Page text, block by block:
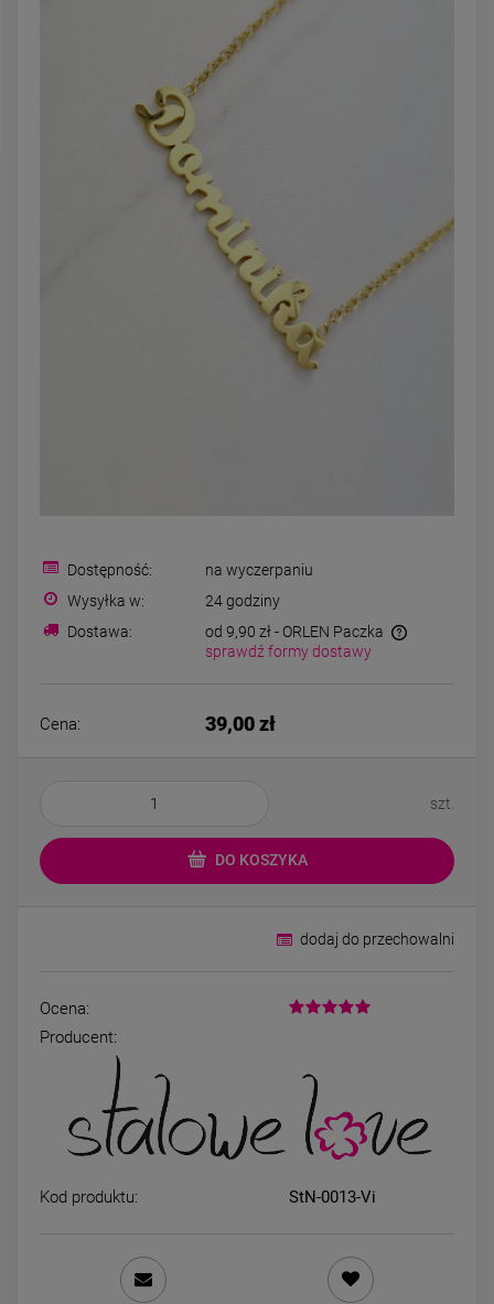
DO KOSZYKA
MONIKA naszyjnik z imieniem
STAL CHIRURGICZNA
39,00 zł
Kolczyki srebrne STAL
CHIRURGICZNA ZESTAW
okrągłe cyrkonie 3 pary
59,00 zł
Dostępność:
na wyczerpaniu
Wysyłka w:
24 godziny
Dostawa:
od 9,90 zł - ORLEN Paczka
sprawdź formy dostawy
Cena: 39,00 zł
szt.
DO KOSZYKA
dodaj do przechowalni
Ocena:
Producent:
Kod produktu: StN-0013-Vi